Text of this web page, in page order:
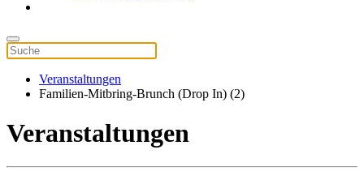
Veranstaltungen
Familien-Mitbring-Brunch (Drop In) (2)
Veranstaltungen